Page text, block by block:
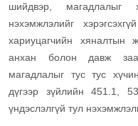
шийдвэр, магадлалыг
нэхэмжлэлийг
хариуцагчийн хяналтын
анхан болон давж
магадлалыг тус тус
дүгээр зүйлийн 451.1,
үндэслэлгүй тул